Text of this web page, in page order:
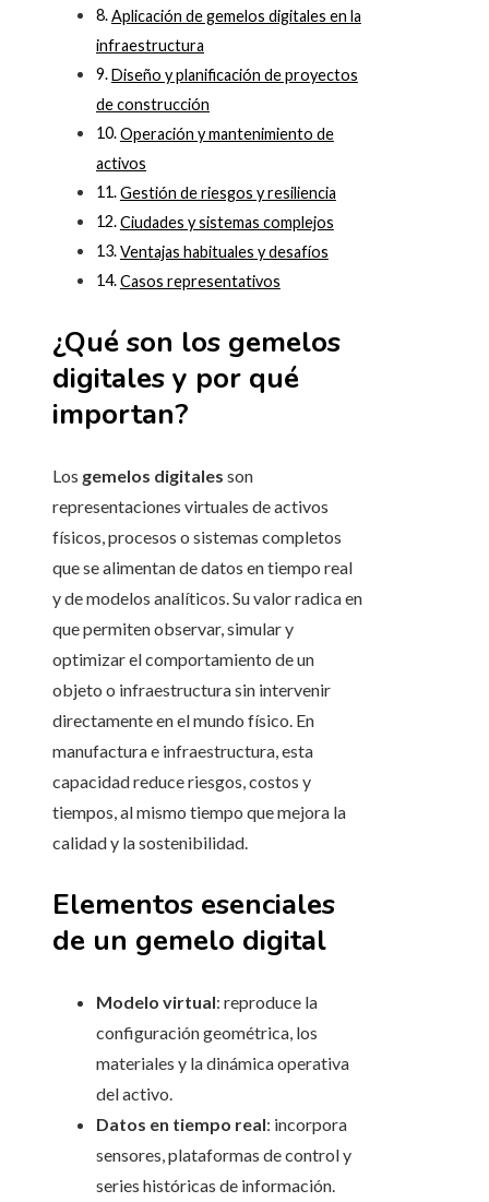
Aplicación de gemelos digitales en la
infraestructura
Diseño y planificación de proyectos
de construcción
Operación y mantenimiento de
activos
Gestión de riesgos y resiliencia
Ciudades y sistemas complejos
Ventajas habituales y desafíos
Casos representativos
¿Qué son los gemelos
digitales y por qué
importan?
Los gemelos digitales son
representaciones virtuales de activos
físicos, procesos o sistemas completos
que se alimentan de datos en tiempo real
y de modelos analíticos. Su valor radica en
que permiten observar, simular y
optimizar el comportamiento de un
objeto o infraestructura sin intervenir
directamente en el mundo físico. En
manufactura e infraestructura, esta
capacidad reduce riesgos, costos y
tiempos, al mismo tiempo que mejora la
calidad y la sostenibilidad.
Elementos esenciales
de un gemelo digital
Modelo virtual: reproduce la
configuración geométrica, los
materiales y la dinámica operativa
del activo.
Datos en tiempo real: incorpora
sensores, plataformas de control y
series históricas de información.